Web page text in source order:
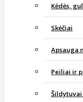
Kėdės,
Skėčiai
Apsauga
Peiliai ir